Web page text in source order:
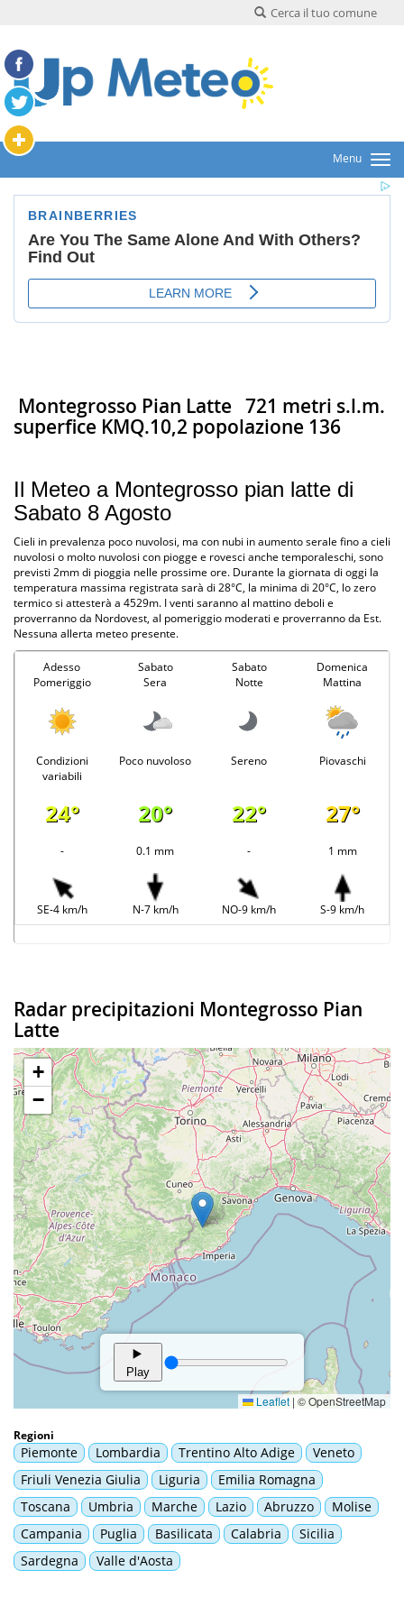
Cerca il tuo comune
Menu
Montegrosso Pian Latte 721 metri s.l.m.
superfice KMQ.10,2 popolazione 136
Il Meteo a Montegrosso pian latte di
Sabato 8 Agosto
Cieli in prevalenza poco nuvolosi, ma con nubi in aumento serale fino a cieli
nuvolosi o molto nuvolosi con piogge e rovesci anche temporaleschi, sono
previsti 2mm di pioggia nelle prossime ore. Durante la giornata di oggi la
temperatura massima registrata sarà di 28°C, la minima di 20°C, lo zero
termico si attesterà a 4529m. I venti saranno al mattino deboli e
proverranno da Nordovest, al pomeriggio moderati e proverranno da Est.
Nessuna allerta meteo presente.
Adesso
Pomeriggio
Sabato
Sera
Sabato
Notte
Domenica
Mattina
Condizioni
variabili
Poco nuvoloso Sereno Piovaschi
24° 20° 22° 27°
- 0.1 mm - 1 mm
SE-4 km/h N-7 km/h NO-9 km/h S-9 km/h
Radar precipitazioni Montegrosso Pian
Latte
Regioni
Piemonte Lombardia Trentino Alto Adige
Veneto
Friuli Venezia Giulia
Liguria
Emilia Romagna
Toscana
Umbria Marche Lazio Abruzzo
Molise
Campania
Puglia Basilicata Calabria
Sicilia
Sardegna
Valle d'Aosta